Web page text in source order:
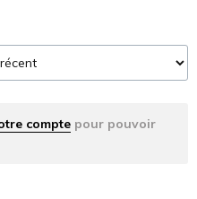
compte pour pouvoir